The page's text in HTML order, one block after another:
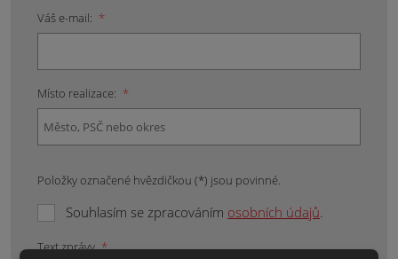
Váš e-mail: *
Místo realizace: *
Položky označené hvězdičkou (*) jsou povinné.
Souhlasím se zpracováním osobních údajů.
Text zprávy *